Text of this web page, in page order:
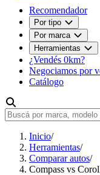
Recomendador
Por tipo
Por marca
Herramientas
¿Vendés 0km?
Negociamos por
Catálogo
Inicio/
Herramientas/
Comparar autos/
Compass vs